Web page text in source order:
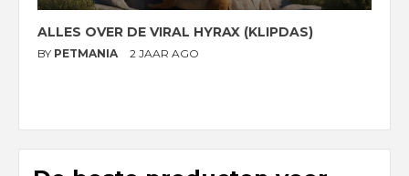
ALLES OVER DE VIRAL HYRAX (KLIPDAS)
BY PETMANIA 2 JAAR AGO